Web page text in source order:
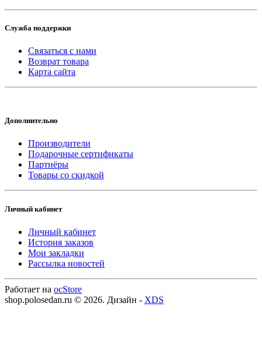
Служба поддержки
Связаться с нами
Возврат товара
Карта сайта
Дополнительно
Производители
Подарочные сертификаты
Партнёры
Товары со скидкой
Личный кабинет
Личный кабинет
История заказов
Мои закладки
Рассылка новостей
Работает на ocStore
shop.polosedan.ru © 2026. Дизайн - XDS